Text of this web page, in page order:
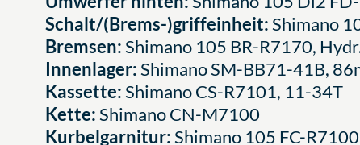
Schalt/(Brems-)griffeinheit:Shimano
Bremsen:Shimano 105 BR-R7170,
Innenlager:Shimano SM-BB71-41B,
Kassette:Shimano CS-R7101, 11-34T
Kette:Shimano CN-M7100
Kurbelgarnitur:Shimano 105 FC-